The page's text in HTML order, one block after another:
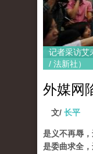
记者采访艾
/ 法新社）
外媒网
文/ 长平
是义不再辱
是委曲求全